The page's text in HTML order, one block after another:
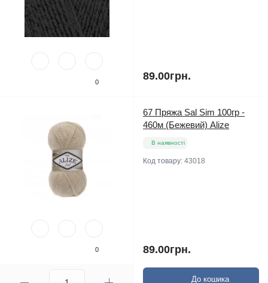
0 89.00грн.
0
67 Пряжа Sal Sim 100гр -
460м (Бежевий) Alize
В наявності
Код товару: 43018
89.00грн.
До кошика